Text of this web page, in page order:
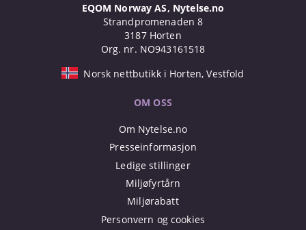
EQOM Norway AS, Nytelse.no
Strandpromenaden 8
3187 Horten
Org. nr. NO943161518
Norsk nettbutikk i Horten, Vestfold
OM OSS
Om Nytelse.no
Presseinformasjon
Ledige stillinger
Miljøfyrtårn
Miljørabatt
Personvern og cookies